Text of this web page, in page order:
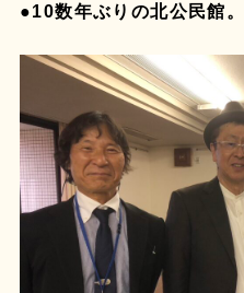
●10数年ぶりの北公民館。